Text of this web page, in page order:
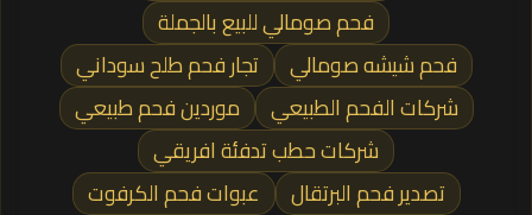
فحم صومالي للبيع بالجملة
فحم شيشه صومالي
تجار فحم طلح سوداني
شركات الفحم الطبيعي
موردين فحم طبيعي
شركات حطب تدفئة افريقي
تصدير فحم البرتقال
عبوات فحم الكرفوت